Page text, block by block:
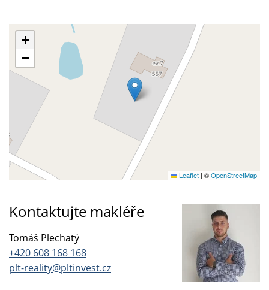
+
−
Leaflet | ©OpenStreetMap
Kontaktujte makléře
Tomáš Plechatý
+420 608 168 168
plt-reality@pltinvest.cz